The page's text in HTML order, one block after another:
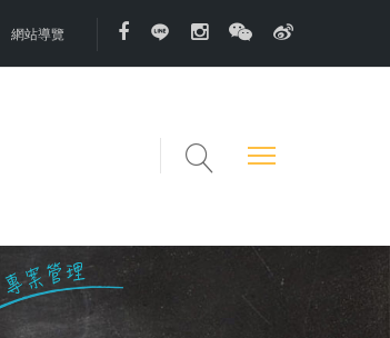
網站導覽